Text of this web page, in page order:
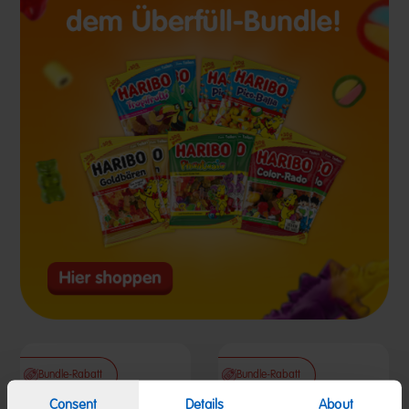
Consent Details About
Bundle-Rabatt Bundle-Rabatt